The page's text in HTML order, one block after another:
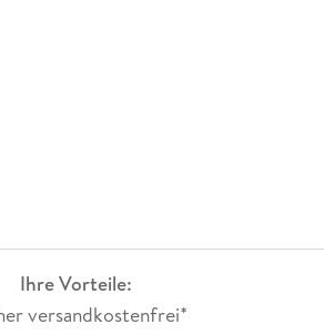
Ihre Vorteile:
versandkostenfrei*